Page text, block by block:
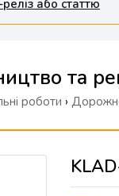
або статтю
та
роботи ›